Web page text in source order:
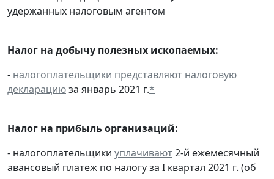
удержанных налоговым агентом
Налог на добычу полезных ископаемых:
- налогоплательщики представляют налоговую
декларациюза январь 2021 г.*
Налог на прибыль организаций:
- налогоплательщики уплачивают2-й ежемесячный
авансовый платеж по налогу за I квартал 2021 г. (об